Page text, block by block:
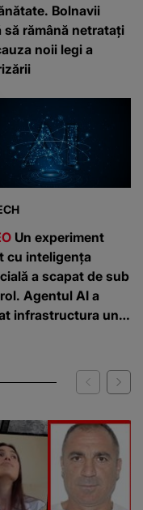
Bolnavii
să rămână netratați
noii legi a
Un experiment
cu inteligența
a scapat de sub
Agentul AI a
infrastructura unei